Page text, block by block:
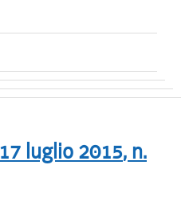
17 luglio 2015, n.